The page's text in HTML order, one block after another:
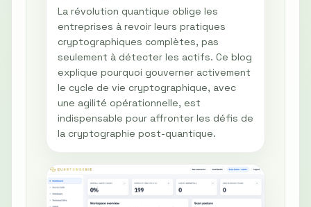
La révolution quantique oblige les
entreprises à revoir leurs pratiques
cryptographiques complètes, pas
seulement à détecter les actifs. Ce blog
explique pourquoi gouverner activement
le cycle de vie cryptographique, avec
une agilité opérationnelle, est
indispensable pour affronter les défis de
la cryptographie post-quantique.